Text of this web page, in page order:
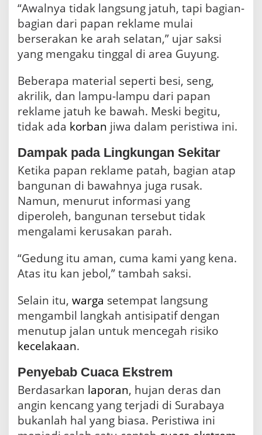
“Awalnya tidak langsung jatuh, tapi bagian-
bagian dari papan reklame mulai
berserakan ke arah selatan,” ujar saksi
yang mengaku tinggal di area Guyung.
Beberapa material seperti besi, seng,
akrilik, dan lampu-lampu dari papan
reklame jatuh ke bawah. Meski begitu,
tidak ada korban jiwa dalam peristiwa ini.
Dampak pada Lingkungan Sekitar
Ketika papan reklame patah, bagian atap
bangunan di bawahnya juga rusak.
Namun, menurut informasi yang
diperoleh, bangunan tersebut tidak
mengalami kerusakan parah.
“Gedung itu aman, cuma kami yang kena.
Atas itu kan jebol,” tambah saksi.
Selain itu, warga setempat langsung
mengambil langkah antisipatif dengan
kecelakaan.
Penyebab Cuaca Ekstrem
Berdasarkan laporan, hujan deras dan
angin kencang yang terjadi di Surabaya
bukanlah hal yang biasa. Peristiwa ini